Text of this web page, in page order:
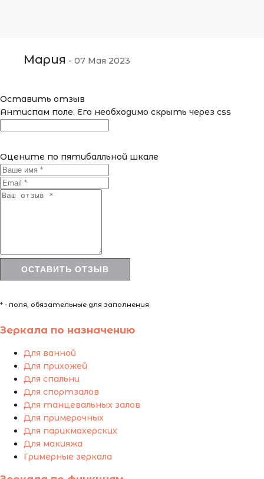
Мария - 07 Мая 2023
Оставить отзыв
Антиспам поле. Его необходимо скрыть через css
Оцените по пятибалльной шкале
* - поля, обязательные для заполнения
Зеркала по назначению
Для ванной
Для прихожей
Для спальни
Для спортзалов
Для танцевальных залов
Для примерочных
Для парикмахерских
Для макияжа
Гримерные зеркала